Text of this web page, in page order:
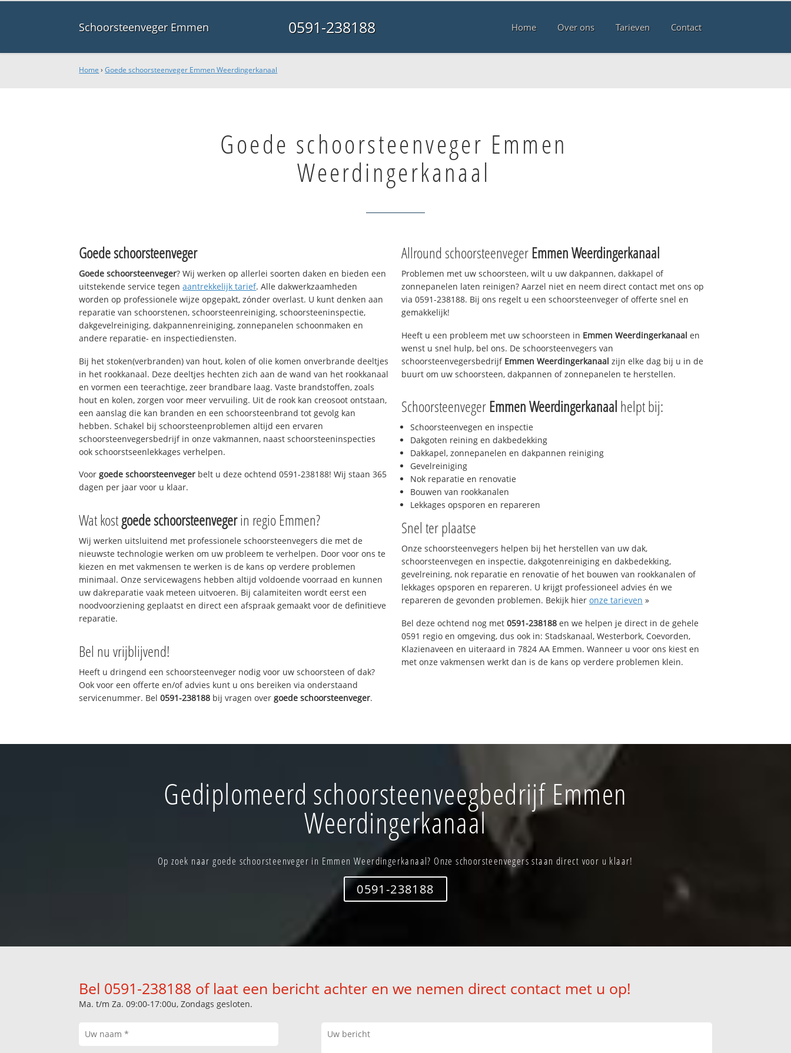
Schoorsteenveger Emmen 0591-238188 Home Over ons Tarieven Contact
Home ›Goede schoorsteenveger Emmen Weerdingerkanaal
Goede schoorsteenveger Emmen
Weerdingerkanaal
Goede schoorsteenveger
Goede schoorsteenveger? Wij werken op allerlei soorten daken en bieden een
uitstekende service tegenaantrekkelijk tarief. Alle dakwerkzaamheden
worden op professionele wijze opgepakt, zónder overlast. U kunt denken aan
reparatie van schoorstenen, schoorsteenreiniging, schoorsteeninspectie,
dakgevelreiniging, dakpannenreiniging, zonnepanelen schoonmaken en
andere reparatie- en inspectiediensten.
Bij het stoken(verbranden) van hout, kolen of olie komen onverbrande deeltjes
in het rookkanaal. Deze deeltjes hechten zich aan de wand van het rookkanaal
en vormen een teerachtige, zeer brandbare laag. Vaste brandstoffen, zoals
hout en kolen, zorgen voor meer vervuiling. Uit de rook kan creosoot ontstaan,
een aanslag die kan branden en een schoorsteenbrand tot gevolg kan
hebben. Schakel bij schoorsteenproblemen altijd een ervaren
schoorsteenvegersbedrijf in onze vakmannen, naast schoorsteeninspecties
ook schoorstseenlekkages verhelpen.
Voorgoede schoorsteenveger belt u deze ochtend 0591-238188! Wij staan 365
dagen per jaar voor u klaar.
Wat kostgoede schoorsteenvegerin regio Emmen?
Wij werken uitsluitend met professionele schoorsteenvegers die met de
nieuwste technologie werken om uw probleem te verhelpen. Door voor ons te
kiezen en met vakmensen te werken is de kans op verdere problemen
minimaal. Onze servicewagens hebben altijd voldoende voorraad en kunnen
uw dakreparatie vaak meteen uitvoeren. Bij calamiteiten wordt eerst een
noodvoorziening geplaatst en direct een afspraak gemaakt voor de definitieve
reparatie.
Bel nu vrijblijvend!
Heeft u dringend een schoorsteenveger nodig voor uw schoorsteen of dak?
Ook voor een offerte en/of advies kunt u ons bereiken via onderstaand
servicenummer. Bel0591-238188 bij vragen overgoede schoorsteenveger.
Allround schoorsteenveger Emmen Weerdingerkanaal
Problemen met uw schoorsteen, wilt u uw dakpannen, dakkapel of
zonnepanelen laten reinigen? Aarzel niet en neem direct contact met ons op
via 0591-238188. Bij ons regelt u een schoorsteenveger of offerte snel en
gemakkelijk!
Heeft u een probleem met uw schoorsteen in Emmen Weerdingerkanaal en
wenst u snel hulp, bel ons. De schoorsteenvegers van
schoorsteenvegersbedrijf Emmen Weerdingerkanaal zijn elke dag bij u in de
buurt om uw schoorsteen, dakpannen of zonnepanelen te herstellen.
Schoorsteenveger Emmen Weerdingerkanaal helpt bij:
Schoorsteenvegen en inspectie
Dakgoten reining en dakbedekking
Dakkapel, zonnepanelen en dakpannen reiniging
Gevelreiniging
Nok reparatie en renovatie
Bouwen van rookkanalen
Lekkages opsporen en repareren
Snel ter plaatse
Onze schoorsteenvegers helpen bij het herstellen van uw dak,
schoorsteenvegen en inspectie, dakgotenreiniging en dakbedekking,
gevelreining, nok reparatie en renovatie of het bouwen van rookkanalen of
lekkages opsporen en repareren. U krijgt professioneel advies én we
repareren de gevonden problemen. Bekijk hier onze tarieven »
Bel deze ochtend nog met 0591-238188 en we helpen je direct in de gehele
0591 regio en omgeving, dus ook in: Stadskanaal, Westerbork, Coevorden,
Klazienaveen en uiteraard in 7824 AA Emmen. Wanneer u voor ons kiest en
met onze vakmensen werkt dan is de kans op verdere problemen klein.
Gediplomeerd schoorsteenveegbedrijf Emmen
Weerdingerkanaal
Op zoek naar goede schoorsteenveger in Emmen Weerdingerkanaal? Onze schoorsteenvegers staan direct voor u klaar!
0591-238188
Bel 0591-238188 of laat een bericht achter en we nemen direct contact met u op!
Ma. t/m Za. 09:00-17:00u, Zondags gesloten.